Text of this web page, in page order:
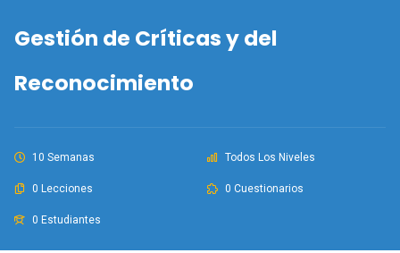
Gestión de Críticas y del
Reconocimiento
10 Semanas Todos Los Niveles
0 Lecciones 0 Cuestionarios
0 Estudiantes